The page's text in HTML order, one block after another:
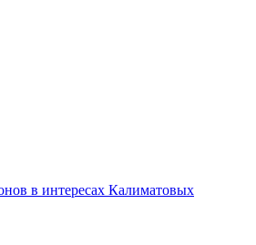
в интересах Калиматовых